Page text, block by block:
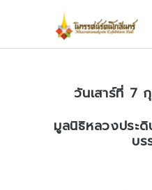
วันเสาร์ที่ 7
มูลนิธิหลวงประดิ
บร